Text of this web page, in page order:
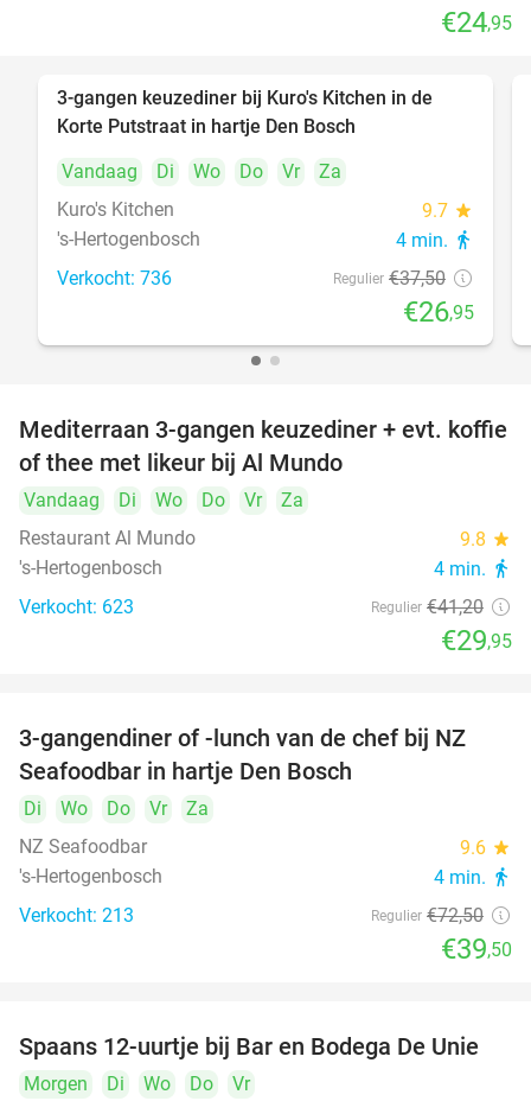
€24,95
3-gangen keuzediner bij Kuro's Kitchen in de
Korte Putstraat in hartje Den Bosch
Vandaag
Di Wo Do Vr
Za
Kuro's Kitchen
9.7 star
's-Hertogenbosch 4 min. directions_walk
Verkocht: 736 Regulier €37,50
€26,95
27%
Mediterraan 3-gangen keuzediner + evt. koffie
of thee met likeur bij Al Mundo
Vandaag Di Wo Do Vr
Za
Restaurant Al Mundo
9.8 star
's-Hertogenbosch 4 min. directions_walk
Verkocht: 623 Regulier €41,20
€29,95
46%
3-gangendiner of -lunch van de chef bij NZ
Seafoodbar in hartje Den Bosch
Di Wo Do Vr
Za
NZ Seafoodbar
9.6 star
's-Hertogenbosch 4 min. directions_walk
Verkocht: 213 Regulier €72,50
€39,50
42%
Spaans 12-uurtje bij Bar en Bodega De Unie
Morgen Di Wo Do
Vr